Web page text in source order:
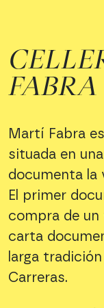
FABRA
Martí Fabra
situada en
documenta la
El primer
compra de un
carta
larga
Carreras.